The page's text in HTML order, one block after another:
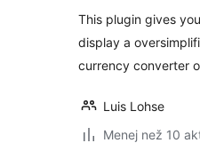
This plugin gives
display a
currency converter
Luis Lohse
Menej než 10